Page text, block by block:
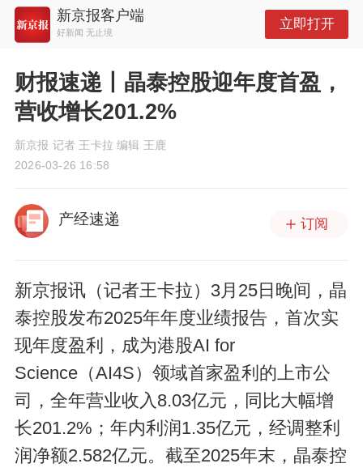
新京报客户端
好新闻 无止境
立即打开
财报速递丨晶泰控股迎年度首盈，
营收增长201.2%
新京报 记者 王卡拉 编辑 王鹿
2026-03-26 16:58
产经速递 订阅
新京报讯（记者王卡拉）3月25日晚间，晶
泰控股发布2025年年度业绩报告，首次实
现年度盈利，成为港股AI for
Science（AI4S）领域首家盈利的上市公
司，全年营业收入8.03亿元，同比大幅增
长201.2%；年内利润1.35亿元，经调整利
润净额2.582亿元。截至2025年末，晶泰控